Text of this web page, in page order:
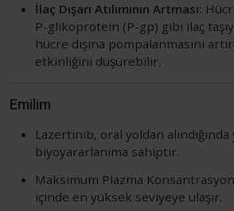
İlaç Dışarı Atılımının Artması:
P-glikoprotein (P-gp) gibi ilaç
hücre dışına pompalanmasını
etkinliğini düşürebilir.
Emilim
Lazertinib, oral yoldan
biyoyararlanıma sahiptir.
Maksimum Plazma
içinde en yüksek seviyeye ulaşır.